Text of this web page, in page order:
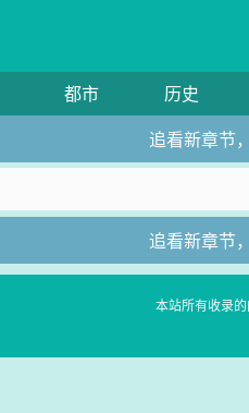
都市 历史
追看新章节
追看新章节
本站所有收录